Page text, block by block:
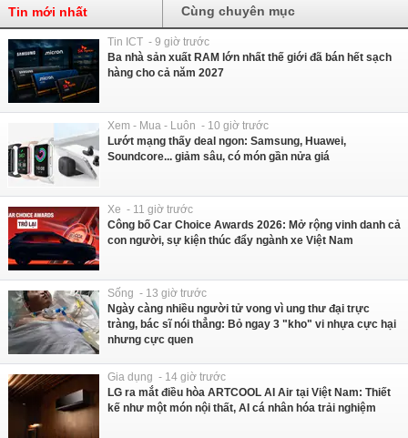
Tin mới nhất Cùng chuyên mục
Tin ICT - 9 giờ trước
Ba nhà sản xuất RAM lớn nhất thế giới đã bán hết sạch
hàng cho cả năm 2027
Xem - Mua - Luôn - 10 giờ trước
Lướt mạng thấy deal ngon: Samsung, Huawei,
Soundcore... giảm sâu, có món gần nửa giá
Xe - 11 giờ trước
Công bố Car Choice Awards 2026: Mở rộng vinh danh cả
con người, sự kiện thúc đẩy ngành xe Việt Nam
Sống - 13 giờ trước
Ngày càng nhiều người tử vong vì ung thư đại trực
tràng, bác sĩ nói thẳng: Bỏ ngay 3 "kho" vi nhựa cực hại
nhưng cực quen
Gia dụng - 14 giờ trước
LG ra mắt điều hòa ARTCOOL AI Air tại Việt Nam: Thiết
kế như một món nội thất, AI cá nhân hóa trải nghiệm